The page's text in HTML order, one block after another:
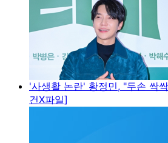
'사생활 논란' 황정민, "두손 싹
건X파일]